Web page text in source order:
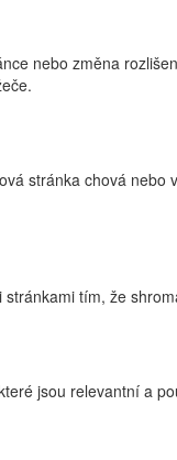
nebo změna
stránka chová
tím, že
jsou relevantní a